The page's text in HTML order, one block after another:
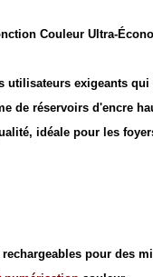
Couleur Ultra-
utilisateurs exigeants
de réservoirs d'encre
idéale pour les
pour des